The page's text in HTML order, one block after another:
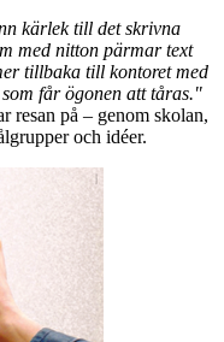
kärlek till det skrivna
med nitton pärmar text
tillbaka till kontoret med
får ögonen att tåras."
resan på – genom skolan,
och idéer.